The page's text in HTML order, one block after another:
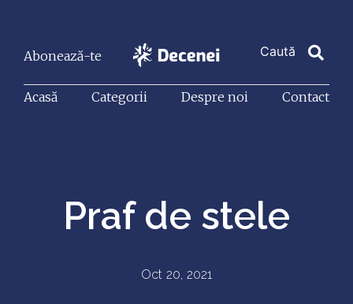
Abonează-te
Acasă Categorii Despre noi Contact
Praf de stele
Oct 20, 2021